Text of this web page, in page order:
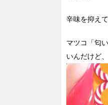
辛味を抑え
マツコ「匂
いんだけど